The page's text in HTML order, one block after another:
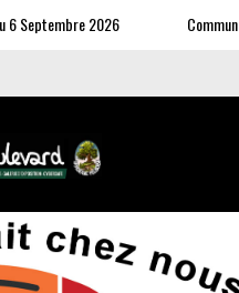
Septembre 2026